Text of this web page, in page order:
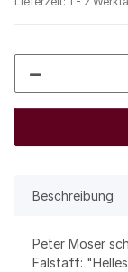
Beschreibung
Peter Moser
Falstaff: